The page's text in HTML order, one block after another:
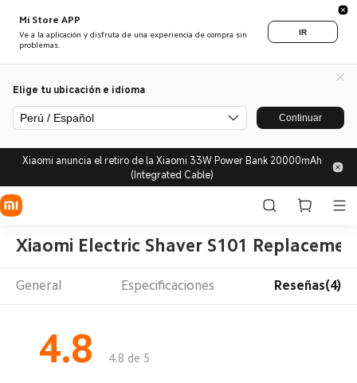
Mi Store APP
Ve a la aplicación y disfruta de una experiencia de compra sin
problemas.
IR
Elige tu ubicación e idioma
Perú / Español Continuar
Xiaomi anuncia el retiro de la Xiaomi 33W Power Bank 20000mAh
(Integrated Cable)
Xiaomi Electric Shaver S101
General Especificaciones Reseñas(4)
4.8 4.8 de 5